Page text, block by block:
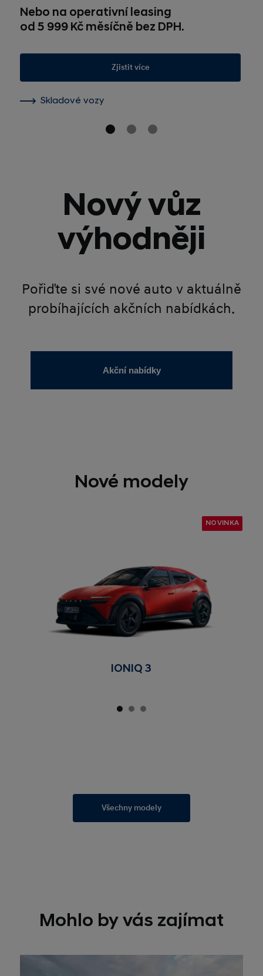
Nebo na operativní leasing
od 5 999 Kč měsíčně bez DPH.
Zjistit více
Skladové vozy
Nový vůz
výhodněji
Pořiďte si své nové auto v aktuálně
probíhajících akčních nabídkách.
Akční nabídky
Nové modely
NOVINKA
IONIQ 3
Všechny modely
Mohlo by vás zajímat